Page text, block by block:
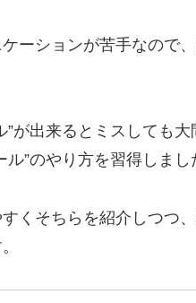
ーションが苦手なので
”が出来るとミスしても
”のやり方を習得しまし
くそちらを紹介しつつ